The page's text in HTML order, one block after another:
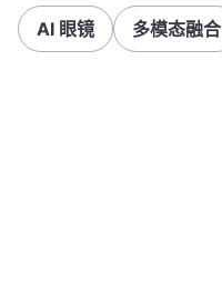
AI 眼镜 多模态融合